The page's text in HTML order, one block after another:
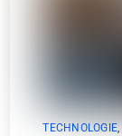
TECHNOLOGIE,